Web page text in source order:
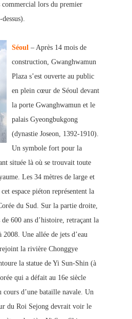
lors du premier
Séoul – Après 14 mois de
construction, Gwanghwamun
Plaza s’est ouverte au public
en plein cœur de Séoul devant
la porte Gwanghwamun et le
palais Gyeongbukgong
(dynastie Joseon, 1392-1910).
Un symbole fort pour la
située là où se trouvait toute
Les 34 mètres de large et
espace piéton représentent la
du Sud. Sur la partie droite,
600 ans d’histoire, retraçant la
Une allée de jets d’eau
la rivière Chonggye
la statue de Yi Sun-Shin (à
qui a défait au 16e siècle
cours d’une bataille navale. Un
du Roi Sejong devrait voir le